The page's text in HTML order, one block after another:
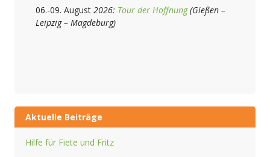
06.-09. August 2026: Tour der Hoffnung(Gießen –
Leipzig – Magdeburg)
Aktuelle Beiträge
Hilfe für Fiete und Fritz